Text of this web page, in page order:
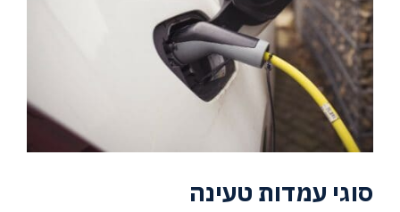
סוגי עמדות טעינה